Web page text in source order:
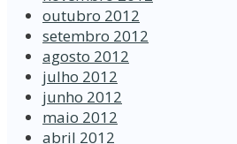
outubro 2012
setembro 2012
agosto 2012
julho 2012
junho 2012
maio 2012
abril 2012